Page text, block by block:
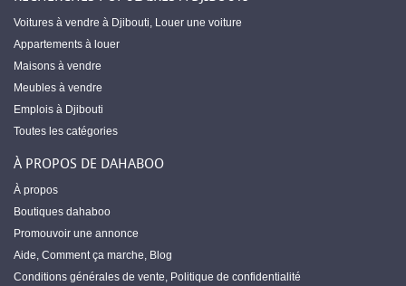
Voitures à vendre à Djibouti, Louer une voiture
Appartements à louer
Maisons à vendre
Meubles à vendre
Emplois à Djibouti
Toutes les catégories
À PROPOS DE DAHABOO
À propos
Boutiques dahaboo
Promouvoir une annonce
Aide, Comment ça marche, Blog
Conditions générales de vente, Politique de confidentialité